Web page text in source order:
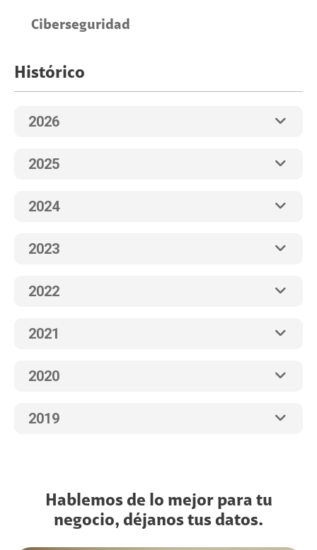
Ciberseguridad
Histórico
2026
2025
2024
2023
2022
2021
2020
2019
Hablemos de lo mejor para tu
negocio, déjanos tus datos.